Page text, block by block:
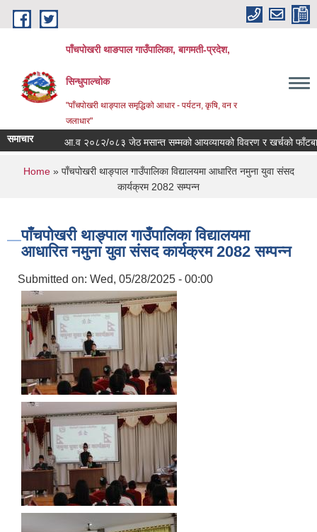
Skip to main content
पाँचपोखरी थाङपाल गाउँपालिका, बागमती-प्रदेश,
सिन्धुपाल्चोक
"पाँचपोखरी थाङ्पाल समृद्धिको आधार - पर्यटन, कृषि, वन र
जलाधार"
समाचार आ.व २०८२/०८३ जेठ मसान्त सम्मको आयव्यायको विवरण र खर्चको फाँटबारी ।
You are here
Home» पाँचपोखरी थाङ्पाल गाउँपालिका विद्यालयमा आधारित नमुना युवा संसद
कार्यक्रम 2082 सम्पन्न
पाँचपोखरी थाङ्पाल गाउँपालिका विद्यालयमा
आधारित नमुना युवा संसद कार्यक्रम 2082 सम्पन्न
Submitted on: Wed, 05/28/2025 - 00:00